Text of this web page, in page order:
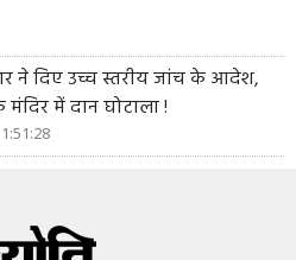
ने दिए उच्च स्तरीय जांच के आदेश,
मंदिर में दान घोटाला !